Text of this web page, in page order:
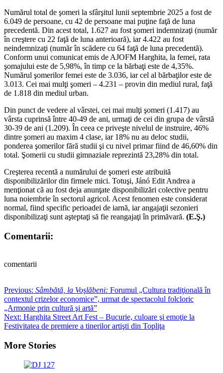
Numărul total de şomeri la sfârşitul lunii septembrie 2025 a fost de
6.049 de persoane, cu 42 de persoane mai puţine faţă de luna
precedentă. Din acest total, 1.627 au fost şomeri indemnizaţi (număr
în creştere cu 22 faţă de luna anterioară), iar 4.422 au fost
neindemnizaţi (număr în scădere cu 64 faţă de luna precedentă).
Conform unui comunicat emis de AJOFM Harghita, la femei, rata
şomajului este de 5,98%, în timp ce la bărbaţi este de 4,35%.
Numărul şomerilor femei este de 3.036, iar cel al bărbaţilor este de
3.013. Cei mai mulţi şomeri – 4.231 – provin din mediul rural, faţă
de 1.818 din mediul urban.
Din punct de vedere al vârstei, cei mai mulţi şomeri (1.417) au
vârsta cuprinsă între 40-49 de ani, urmaţi de cei din grupa de vârstă
30-39 de ani (1.209). În ceea ce priveşte nivelul de instruire, 46%
dintre şomeri au maxim 4 clase, iar 18% nu au deloc studii,
ponderea şomerilor fără studii şi cu nivel primar fiind de 46,60% din
total. Şomerii cu studii gimnaziale reprezintă 23,28% din total.
Creşterea recentă a numărului de şomeri este atribuită
disponibilizărilor din firmele mici. Totuşi, Jánó Edit Andrea a
menţionat că au fost deja anunţate disponibilizări colective pentru
luna noiembrie în sectorul agricol. Acest fenomen este considerat
normal, fiind specific perioadei de iarnă, iar angajaţii sezonieri
disponibilizaţi sunt aşteptaţi să fie reangajaţi în primăvară. (E.Ş.)
Comentarii:
comentarii
Post
navigation
Previous: Sâmbătă, la Voşlăbeni: Forumul „Cultura tradiţională în
contextul crizelor economice”, urmat de spectacolul folcloric
„Armonie prin cultură şi artă”
Next: Harghita Street Art Fest – Bucurie, culoare şi emoţie la
Festivitatea de premiere a tinerilor artişti din Topliţa
More Stories